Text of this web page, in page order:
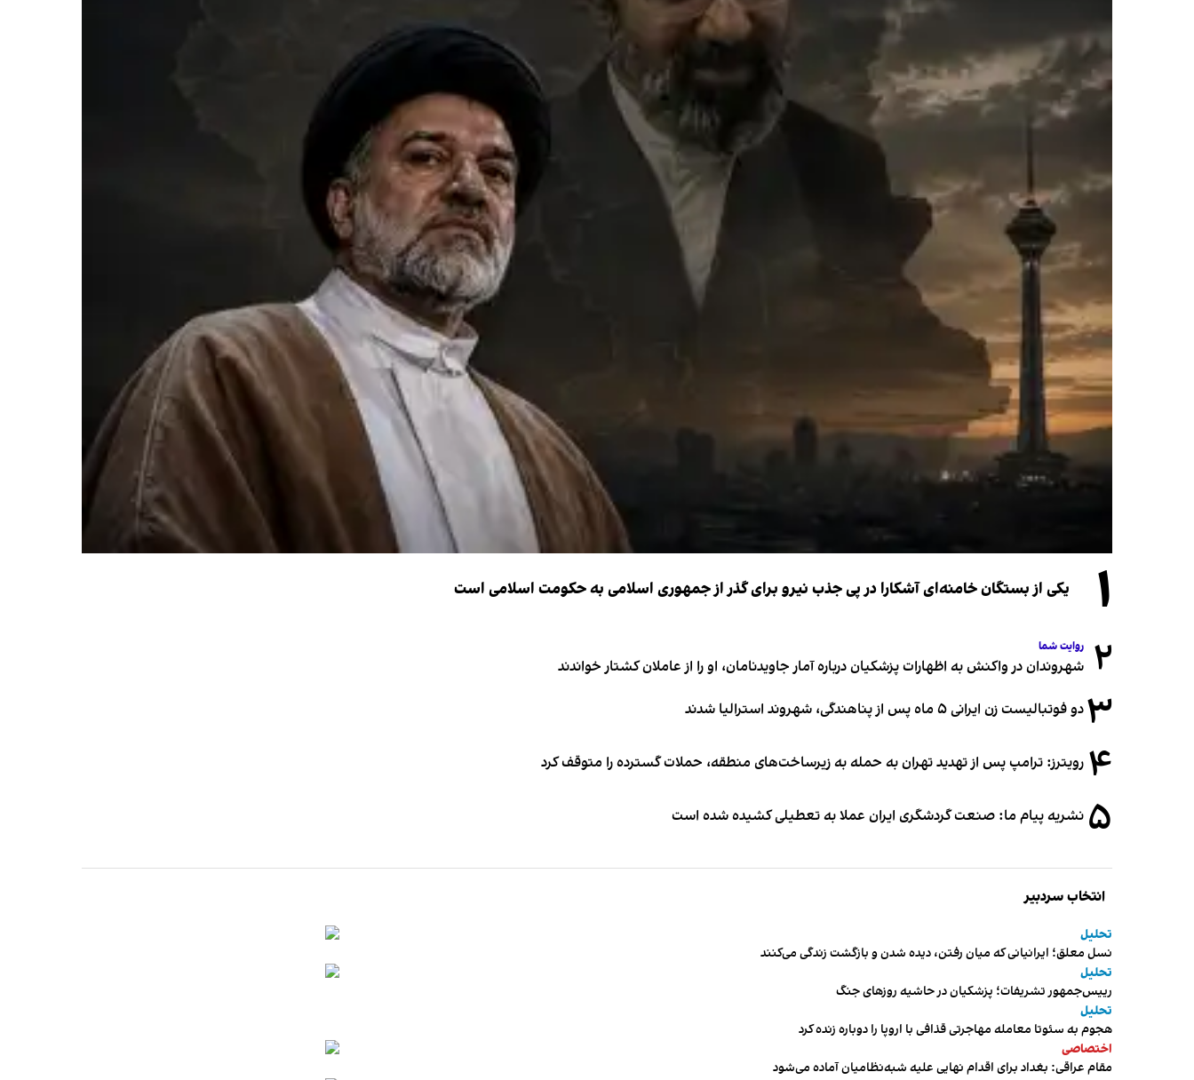
۱ یکی از بستگان خامنه‌ای آشکارا در پی جذب نیرو برای گذر از جمهوری اسلامی به حکومت اسلامی است
۲ روایت شما
شهروندان در واکنش به اظهارات پزشکیان درباره آمار جاویدنامان، او را از عاملان کشتار خواندند
۳دو فوتبالیست زن ایرانی ۵ ماه پس از پناهندگی، شهروند استرالیا شدند
۴ رویترز: ترامپ پس از تهدید تهران به حمله به زیرساخت‌های منطقه، حملات گسترده را متوقف کرد
۵ نشریه پیام ما: صنعت گردشگری ایران عملا به تعطیلی کشیده شده است
انتخاب سردبیر
تحلیل
نسل معلق؛ ایرانیانی که میان رفتن، دیده شدن و بازگشت زندگی می‌کنند
تحلیل
رییس‌جمهور تشریفات؛ پزشکیان در حاشیه روزهای جنگ
تحلیل
هجوم به سئوتا معامله مهاجرتی قذافی با اروپا را دوباره زنده کرد
اختصاصی
مقام عراقی: بغداد برای اقدام نهایی علیه شبه‌نظامیان آماده می‌شود